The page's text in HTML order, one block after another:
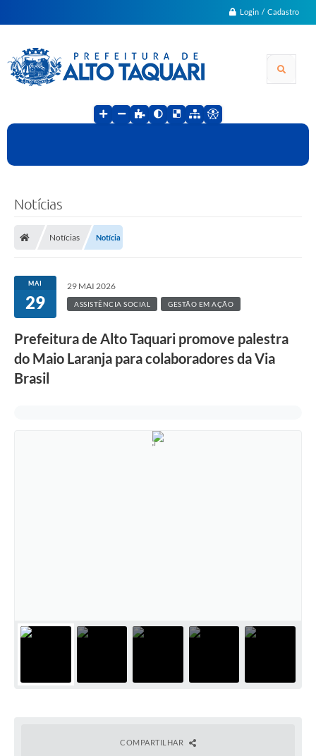
Login / Cadastro
Notícias
Notícias Notícia
MAI
29
29 MAI 2026
ASSISTÊNCIA SOCIAL GESTÃO EM AÇÃO
Prefeitura de Alto Taquari promove palestra
do Maio Laranja para colaboradores da Via
Brasil
COMPARTILHAR